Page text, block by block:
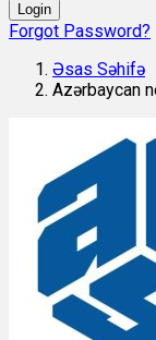
Login
Forgot Password?
Əsas Səhifə
Azərbaycan